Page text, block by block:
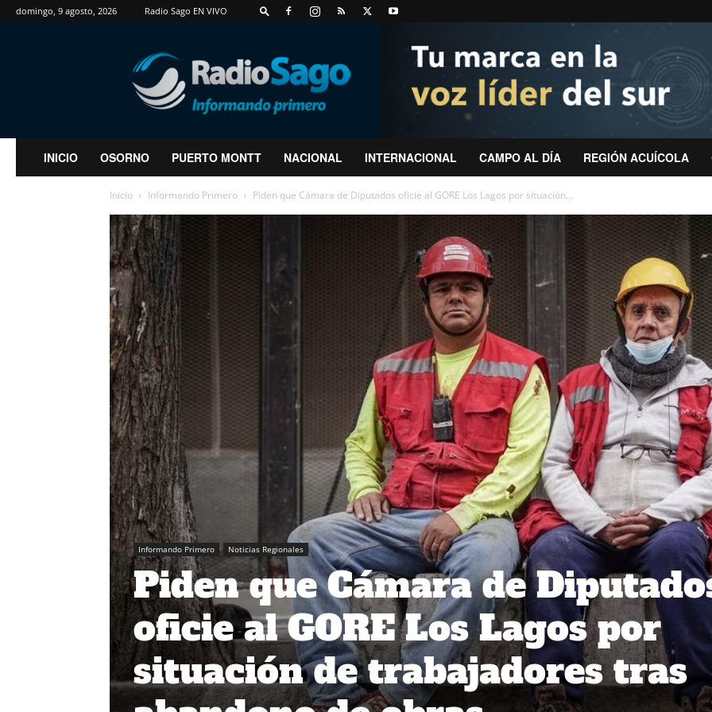
domingo, 9 agosto, 2026 Radio Sago EN VIVO
RadioSago
INICIO OSORNO PUERTO MONTT NACIONAL INTERNACIONAL CAMPO AL DÍA REGIÓN ACUÍCOLA
Inicio Informando Primero Piden que Cámara de Diputados oficie al GORE Los Lagos por situación...
Informando Primero Noticias Regionales
Piden que Cámara de
oficie al GORE Los Lagos por
situación de trabajadores tras